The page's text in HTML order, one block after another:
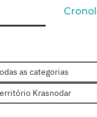
as categorias
Krasnodar